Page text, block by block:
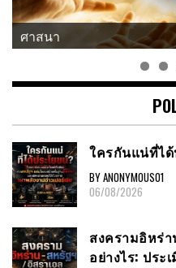
แนวคิด-คำคม
ใครกันแน่ที่ไ
BY ANONYMOUS01
06/08/2026
สงครามอิหร่
อย่างไร: ปร